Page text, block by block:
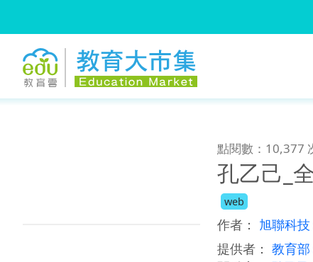
點閱數：10,377
孔乙己_
web
作者： 旭聯科技
提供者： 教育部